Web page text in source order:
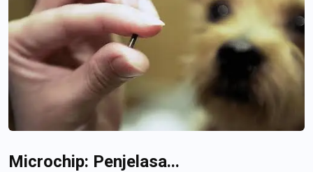
Microchip: Penjelasa...